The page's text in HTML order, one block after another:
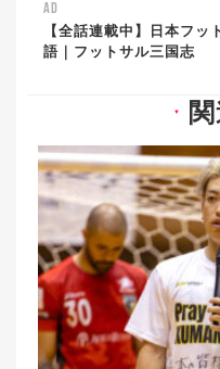
AD
【全話連載中】日本フ
語｜フットサル三国志
▼